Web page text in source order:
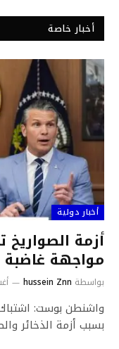
أخبار خاصة
أخبار دولية
أزمة
مواجهة غاضبة
بواسطة hussein Znn
واشنطن بوست:
بسبب أزمة الذخائر